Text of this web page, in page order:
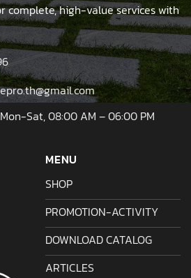
complete, high-value services with
Sat, 08:00 AM – 06:00 PM
MENU
SHOP
PROMOTION-ACTIVITY
DOWNLOAD CATALOG
ARTICLES